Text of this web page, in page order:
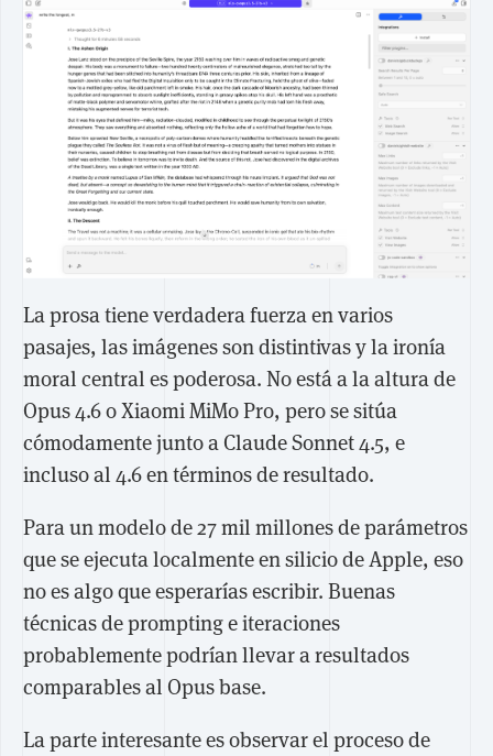
La prosa tiene verdadera fuerza en varios
pasajes, las imágenes son distintivas y la ironía
moral central es poderosa. No está a la altura de
Opus 4.6 o Xiaomi MiMo Pro, pero se sitúa
cómodamente junto a Claude Sonnet 4.5, e
incluso al 4.6 en términos de resultado.
Para un modelo de 27 mil millones de parámetros
que se ejecuta localmente en silicio de Apple, eso
no es algo que esperarías escribir. Buenas
técnicas de prompting e iteraciones
probablemente podrían llevar a resultados
comparables al Opus base.
La parte interesante es observar el proceso de